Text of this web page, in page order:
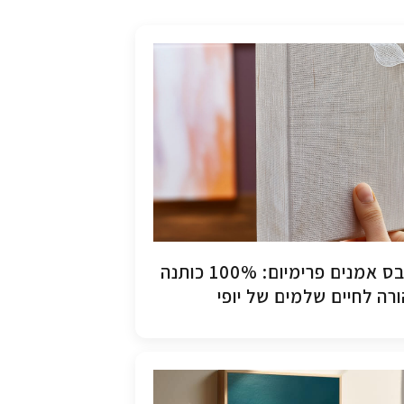
קנבס אמנים פרימיום: 100% כותנה
לחיים שלמים של יופי